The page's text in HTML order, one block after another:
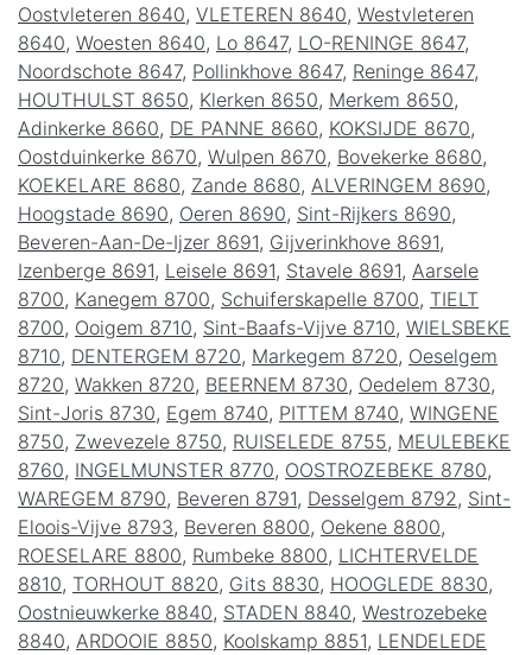
Oostvleteren 8640, VLETEREN 8640, Westvleteren
8640, Woesten 8640, Lo 8647, LO-RENINGE 8647,
Noordschote 8647, Pollinkhove 8647, Reninge 8647,
HOUTHULST 8650, Klerken 8650, Merkem 8650,
Adinkerke 8660, DE PANNE 8660, KOKSIJDE 8670,
Oostduinkerke 8670, Wulpen 8670, Bovekerke 8680,
KOEKELARE 8680, Zande 8680, ALVERINGEM 8690,
Hoogstade 8690, Oeren 8690, Sint-Rijkers 8690,
Beveren-Aan-De-Ijzer 8691, Gijverinkhove 8691,
Izenberge 8691, Leisele 8691, Stavele 8691, Aarsele
8700, Kanegem 8700, Schuiferskapelle 8700, TIELT
8700, Ooigem 8710, Sint-Baafs-Vijve 8710, WIELSBEKE
8710, DENTERGEM 8720, Markegem 8720, Oeselgem
8720, Wakken 8720, BEERNEM 8730, Oedelem 8730,
Sint-Joris 8730, Egem 8740, PITTEM 8740, WINGENE
8750, Zwevezele 8750, RUISELEDE 8755, MEULEBEKE
8760, INGELMUNSTER 8770, OOSTROZEBEKE 8780,
WAREGEM 8790, Beveren 8791, Desselgem 8792 , Sint-
Eloois-Vijve 8793, Beveren 8800, Oekene 8800,
ROESELARE 8800, Rumbeke 8800, LICHTERVELDE
8810, TORHOUT 8820, Gits 8830, HOOGLEDE 8830,
Oostnieuwkerke 8840, STADEN 8840, Westrozebeke
8840, ARDOOIE 8850, Koolskamp 8851, LENDELEDE